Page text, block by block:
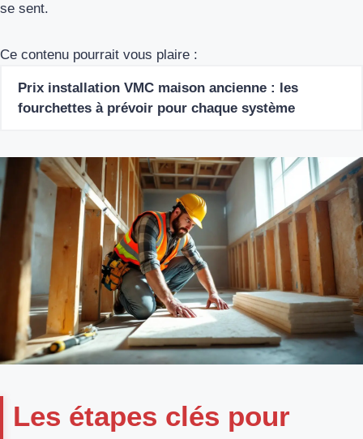
se sent.
Ce contenu pourrait vous plaire :
Prix installation VMC maison ancienne : les
fourchettes à prévoir pour chaque système
Les étapes clés pour